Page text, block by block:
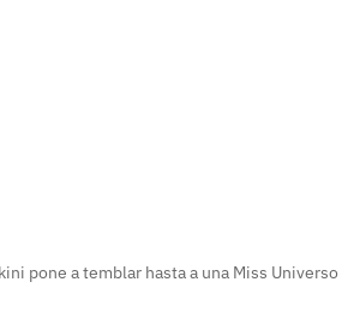
pone a temblar hasta a una Miss Universo